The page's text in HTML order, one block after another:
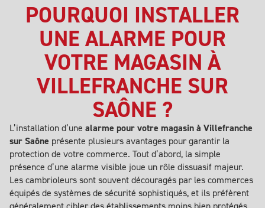
POURQUOI INSTALLER
UNE ALARME POUR
VOTRE MAGASIN À
VILLEFRANCHE SUR
SAÔNE ?
L’installation d’une alarme pour votre magasin à Villefranche
sur Saône présente plusieurs avantages pour garantir la
protection de votre commerce. Tout d’abord, la simple
présence d’une alarme visible joue un rôle dissuasif majeur.
Les cambrioleurs sont souvent découragés par les commerces
équipés de systèmes de sécurité sophistiqués, et ils préfèrent